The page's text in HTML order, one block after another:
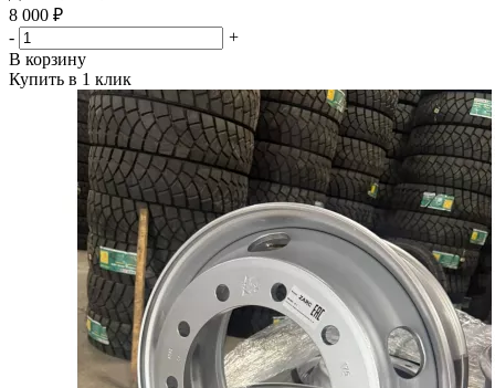
8 000 ₽
-
+
В корзину
Купить в 1 клик